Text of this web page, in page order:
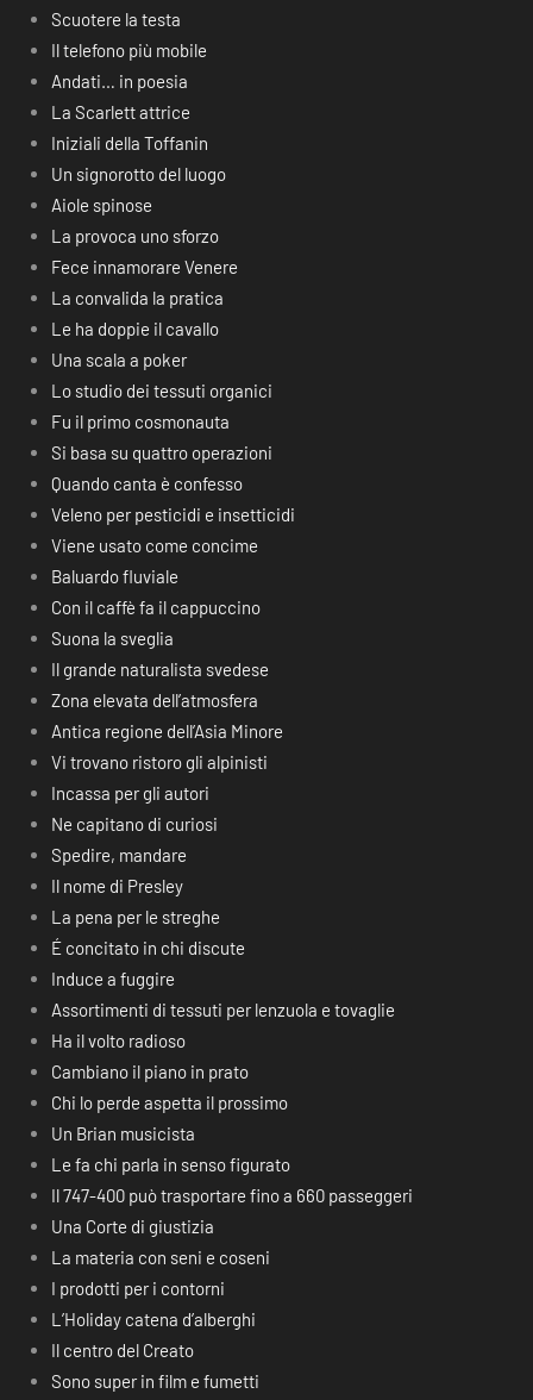
Scuotere la testa
Il telefono più mobile
Andati… in poesia
La Scarlett attrice
Iniziali della Toffanin
Un signorotto del luogo
Aiole spinose
La provoca uno sforzo
Fece innamorare Venere
La convalida la pratica
Le ha doppie il cavallo
Una scala a poker
Lo studio dei tessuti organici
Fu il primo cosmonauta
Si basa su quattro operazioni
Quando canta è confesso
Veleno per pesticidi e insetticidi
Viene usato come concime
Baluardo fluviale
Con il caffè fa il cappuccino
Suona la sveglia
Il grande naturalista svedese
Zona elevata dell’atmosfera
Antica regione dell’Asia Minore
Vi trovano ristoro gli alpinisti
Incassa per gli autori
Ne capitano di curiosi
Spedire, mandare
Il nome di Presley
La pena per le streghe
É concitato in chi discute
Induce a fuggire
Assortimenti di tessuti per lenzuola e tovaglie
Ha il volto radioso
Cambiano il piano in prato
Chi lo perde aspetta il prossimo
Un Brian musicista
Le fa chi parla in senso figurato
Il 747-400 può trasportare fino a 660 passeggeri
Una Corte di giustizia
La materia con seni e coseni
I prodotti per i contorni
L’Holiday catena d’alberghi
Il centro del Creato
Sono super in film e fumetti